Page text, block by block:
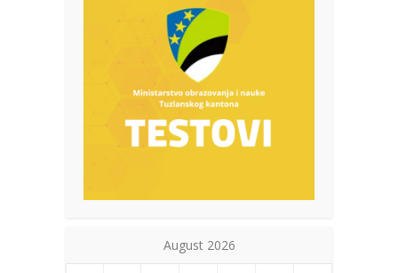
August 2026